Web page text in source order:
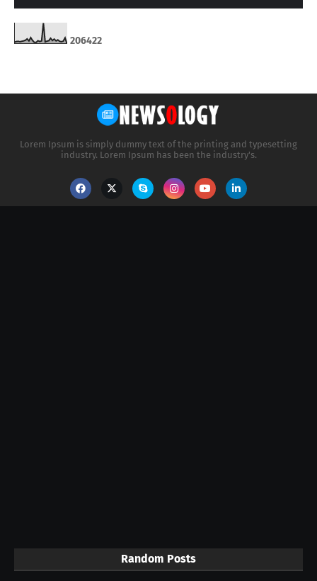
206422
Lorem Ipsum is simply dummy text of the printing and typesetting
industry. Lorem Ipsum has been the industry's.
Random Posts